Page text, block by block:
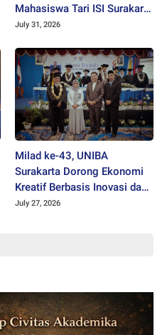
Mahasiswa Tari ISI Surakarta
Raih Medali Emas JEC 2026
July 31, 2026
Milad ke-43, UNIBA
Surakarta Dorong Ekonomi
Kreatif Berbasis Inovasi dan
Nilai Pancasila untuk Hadapi
July 27, 2026